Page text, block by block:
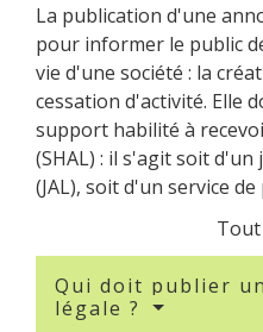
La publication d'une
pour informer le public
vie d'une société : la
cessation d'activité. Elle
support habilité à
(SHAL) : il s'agit soit
(JAL), soit d'un service
Qui doit publier
légale ?